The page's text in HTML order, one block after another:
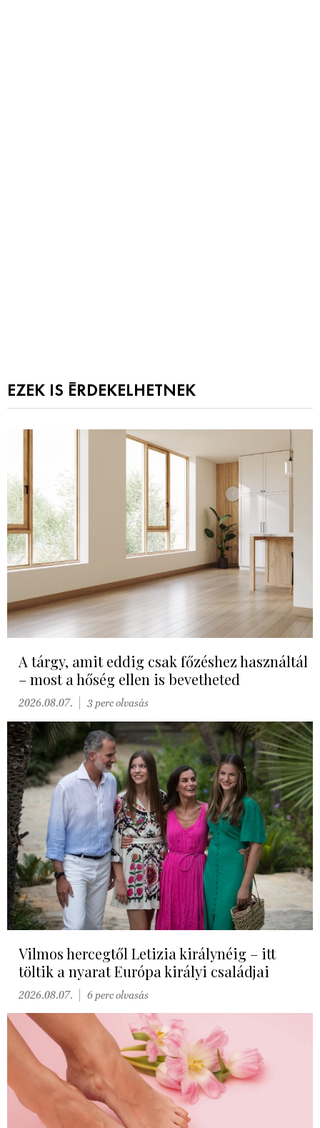
EZEK IS ÉRDEKELHETNEK
A tárgy, amit eddig csak főzéshez használtál
– most a hőség ellen is bevetheted
2026.08.07. 3 perc olvasás
Vilmos hercegtől Letizia királynéig – itt
töltik a nyarat Európa királyi családjai
2026.08.07. 6 perc olvasás